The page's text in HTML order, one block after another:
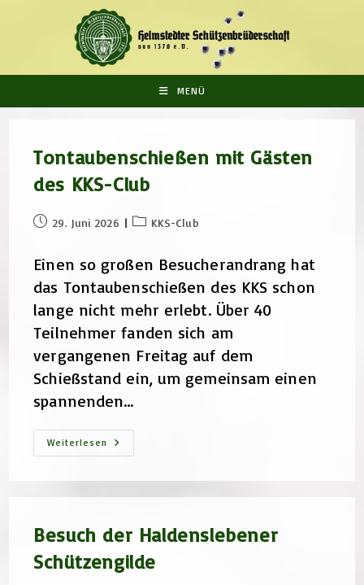
MENÜ
Tontaubenschießen mit Gästen
des KKS-Club
Beitrag29. Juni 2026
Beitrags-
KKS-Club
Einen so großen Besucherandrang hat
das Tontaubenschießen des KKS schon
lange nicht mehr erlebt. Über 40
Teilnehmer fanden sich am
vergangenen Freitag auf dem
Schießstand ein, um gemeinsam einen
spannenden…
Weiterlesen
Tontaubenschießen
Mit
Club
Besuch der Haldenslebener
Schützengilde